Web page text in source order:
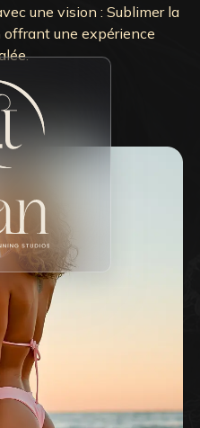
une vision : Sublimer la
une expérience